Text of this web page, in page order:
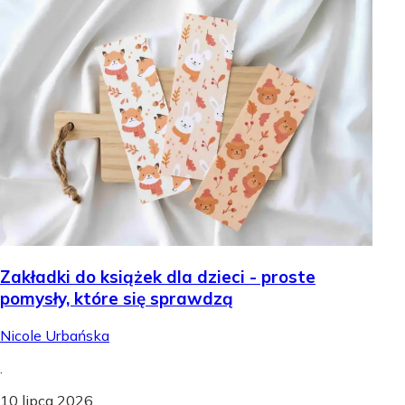
Zakładki do książek dla dzieci - proste
pomysły, które się sprawdzą
Nicole Urbańska
10 lipca 2026